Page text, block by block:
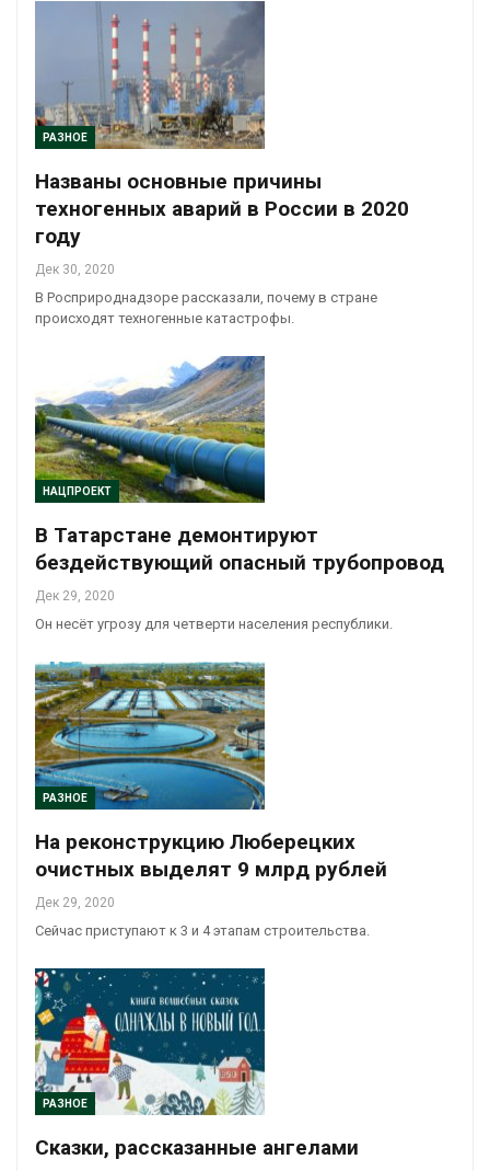
РАЗНОЕ
Названы основные причины
техногенных аварий в России в 2020
году
Дек 30, 2020
В Росприроднадзоре рассказали, почему в стране
происходят техногенные катастрофы.
НАЦПРОЕКТ
В Татарстане демонтируют
бездействующий опасный трубопровод
Дек 29, 2020
Он несёт угрозу для четверти населения республики.
РАЗНОЕ
На реконструкцию Люберецких
очистных выделят 9 млрд рублей
Дек 29, 2020
Сейчас приступают к 3 и 4 этапам строительства.
РАЗНОЕ
Сказки, рассказанные ангелами